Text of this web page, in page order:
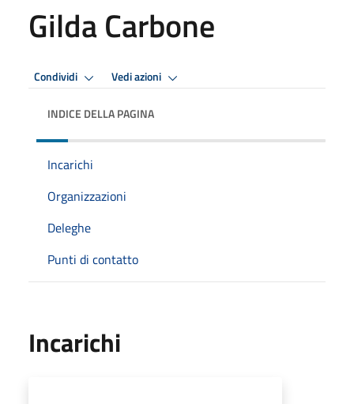
Gilda Carbone
Condividi Vedi azioni
INDICE DELLA PAGINA
Incarichi
Organizzazioni
Deleghe
Punti di contatto
Incarichi